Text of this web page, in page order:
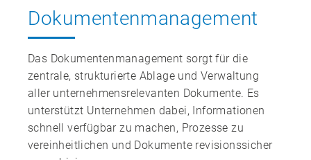
Dokumenten­management
Das Dokumentenmanagement sorgt für die
zentrale, strukturierte Ablage und Verwaltung
aller unternehmensrelevanten Dokumente. Es
unterstützt Unternehmen dabei, Informationen
schnell verfügbar zu machen, Prozesse zu
vereinheitlichen und Dokumente revisionssicher